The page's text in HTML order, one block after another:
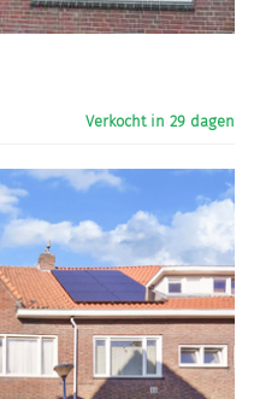
Verkocht in 29 dagen